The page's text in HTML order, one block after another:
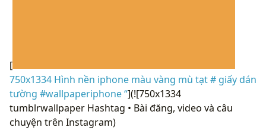
[
750x1334 Hình nền iphone màu vàng mù tạt # giấy dán
tường #wallpaperiphone “](![750x1334
tumblrwallpaper Hashtag • Bài đăng, video và câu
chuyện trên Instagram)